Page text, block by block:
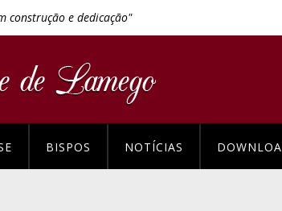
construção e dedicação"
BISPOS NOTÍCIAS